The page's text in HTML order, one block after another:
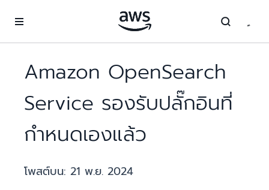
Amazon OpenSearch
Service รองรับปลั๊กอินที่
กำหนดเองแล้ว
โพสต์บน: 21 พ.ย. 2024